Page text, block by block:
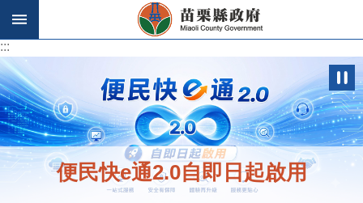
跳到主要內容區塊
:::
:::
便民快e通2.0自即日起啟用